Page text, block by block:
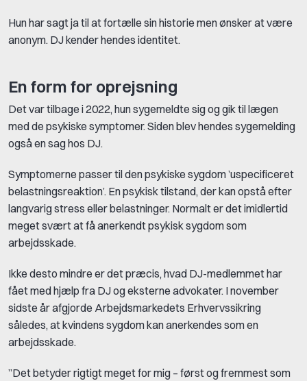
Hun har sagt ja til at fortælle sin historie men ønsker at være
anonym. DJ kender hendes identitet.
En form for oprejsning
Det var tilbage i 2022, hun sygemeldte sig og gik til lægen
med de psykiske symptomer. Siden blev hendes sygemelding
også en sag hos DJ.
Symptomerne passer til den psykiske sygdom ’uspecificeret
belastningsreaktion’. En psykisk tilstand, der kan opstå efter
langvarig stress eller belastninger. Normalt er det imidlertid
meget svært at få anerkendt psykisk sygdom som
arbejdsskade.
Ikke desto mindre er det præcis, hvad DJ-medlemmet har
fået med hjælp fra DJ og eksterne advokater. I november
sidste år afgjorde Arbejdsmarkedets Erhvervssikring
således, at kvindens sygdom kan anerkendes som en
arbejdsskade.
”Det betyder rigtigt meget for mig – først og fremmest som